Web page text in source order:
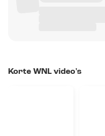
Korte WNL video's